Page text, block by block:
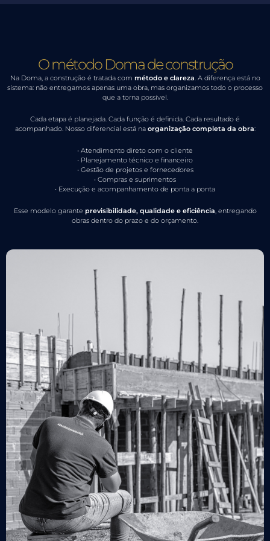
O método Doma de construção
Na Doma, a construção é tratada com método e clareza. A diferença está no
sistema: não entregamos apenas uma obra, mas organizamos todo o processo
que a torna possível.
Cada etapa é planejada. Cada função é definida. Cada resultado é
acompanhado. Nosso diferencial está na organização completa da obra:
• Atendimento direto com o cliente
• Planejamento técnico e financeiro
• Gestão de projetos e fornecedores
• Compras e suprimentos
• Execução e acompanhamento de ponta a ponta
Esse modelo garante previsibilidade, qualidade e eficiência, entregando
obras dentro do prazo e do orçamento.